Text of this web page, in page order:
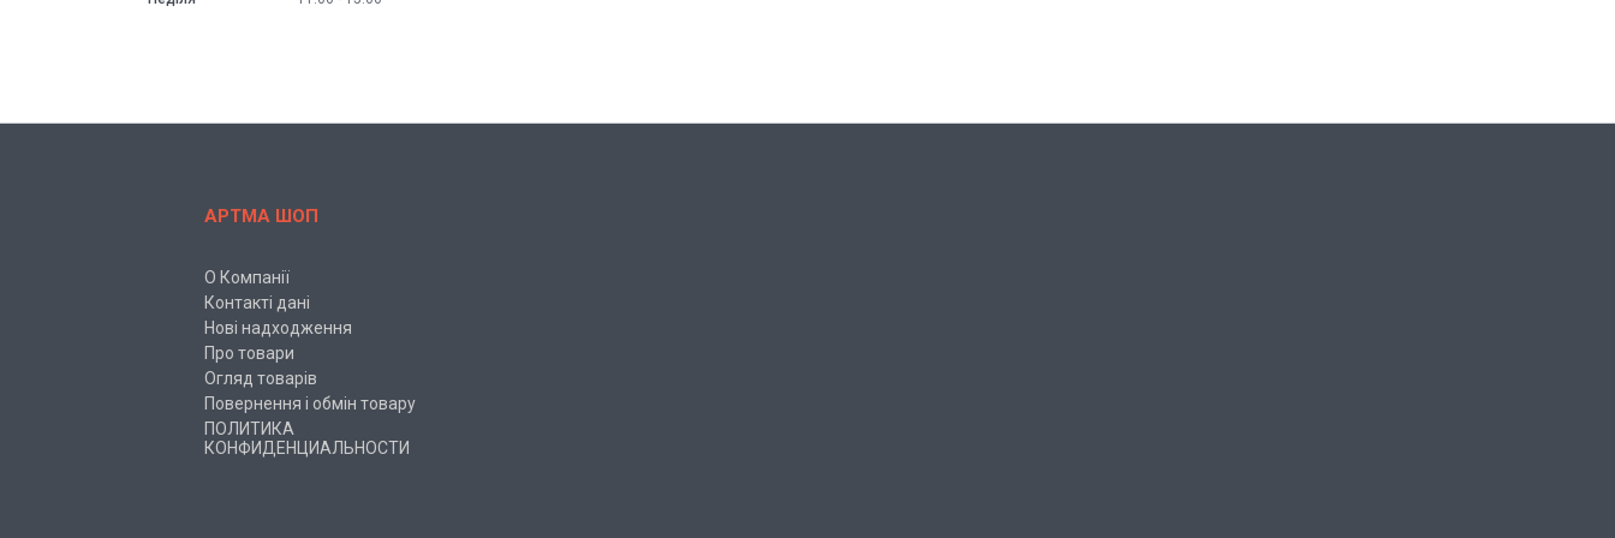
АРТМА ШОП
О Компанії
Контакті дані
Нові надходження
Про товари
Огляд товарів
Повернення і обмін товару
ПОЛИТИКА
КОНФИДЕНЦИАЛЬНОСТИ